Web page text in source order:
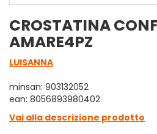
CROSTATINA
AMARE4PZ
LUISANNA
minsan: 903132052
ean: 8056893980402
Vai alla descrizione prodotto